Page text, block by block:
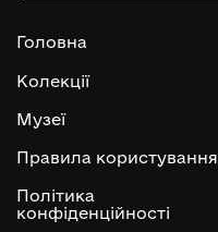
Головна
Колекції
Музеї
Правила користування
Політика
конфіденційності